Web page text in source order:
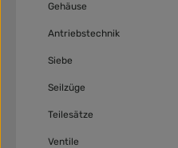
Gehäuse
Antriebstechnik
Siebe
Seilzüge
Teilesätze
Ventile